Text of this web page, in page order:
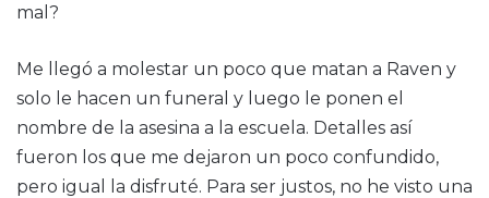
mal?
Me llegó a molestar un poco que matan a Raven y
solo le hacen un funeral y luego le ponen el
nombre de la asesina a la escuela. Detalles así
fueron los que me dejaron un poco confundido,
pero igual la disfruté. Para ser justos, no he visto una